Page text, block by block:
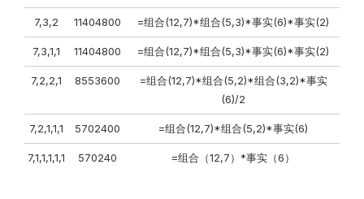
7,3,2 11404800 =组合(12,7)*组合(5,3)*事实(6)*事实(2)
7,3,1,1 11404800 =组合(12,7)*组合(5,3)*事实(6)*事实(2)
7,2,2,1 8553600
=组合(12,7)*组合(5,2)*组合(3,2)*事实
(6)/2
7,2,1,1,1 5702400 =组合(12,7)*组合(5,2)*事实(6)
7,1,1,1,1,1 570240 =组合（12,7）*事实（6）